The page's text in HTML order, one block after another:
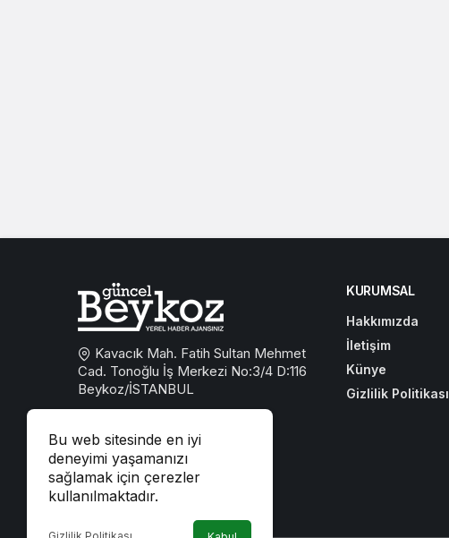
Bu web sitesinde en iyi
deneyimi yaşamanızı
sağlamak için çerezler
kullanılmaktadır.
Kavacık Mah. Fatih Sultan Mehmet
Cad. Tonoğlu İş Merkezi No:3/4 D:116
Beykoz/İSTANBUL
beykozguncel@gmail.com
iletisim@beykozguncel.com
KURUMSAL
Hakkımızda
İletişim
Künye
Gizlilik Politikası